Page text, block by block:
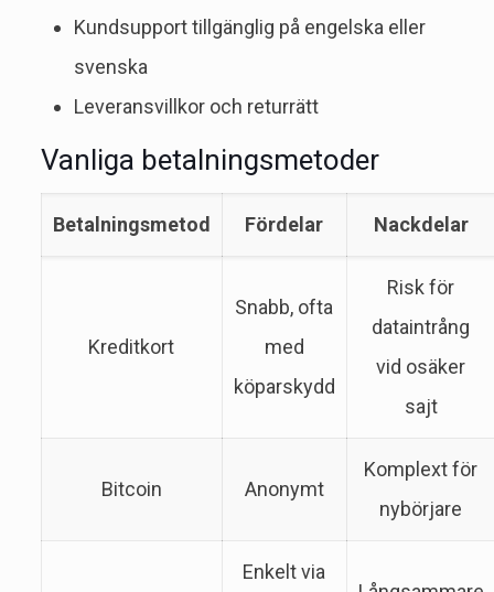
Kundsupport tillgänglig på engelska eller
svenska
Leveransvillkor och returrätt
Vanliga betalningsmetoder
Betalningsmetod Fördelar Nackdelar
Kreditkort
Snabb, ofta
med
köparskydd
Risk för
dataintrång
vid osäker
sajt
Bitcoin Anonymt
Komplext för
nybörjare
Enkelt via